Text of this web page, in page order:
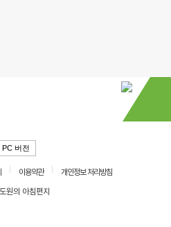
PC 버전
이용약관
개인정보 처리방침
원의 아침편지